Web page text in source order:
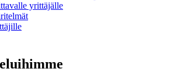
yrittäjälle